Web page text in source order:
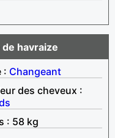
havraize
: Changeant
des cheveux :
: 58 kg